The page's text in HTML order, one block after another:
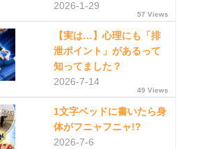
2026-1-29
57 Views
【実は…】心理にも「排
泄ポイント」があるって
知ってました？
2026-7-14
49 Views
1文字ベッドに書いたら身
体がフニャフニャ!?
2026-7-6